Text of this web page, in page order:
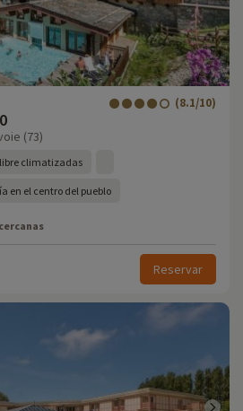
(8.1/10)
(73)
climatizadas
en el centro del pueblo
Reservar